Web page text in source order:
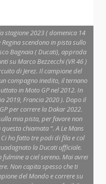
stagione 2023 ( domenica 14
scendono in pista sullo
Bagnaia ( Ducati), approda
su Marco Bezzecchi (VR 46 )
di Jerez. Il campione del
compagno inedito, il ternano
in Moto GP nel 2012. In
2019, Francia 2020 ). Dopo il
per correre la Dakar 2022.
mia pista, per favore non
chiamata “. A Le Mans
ho fatto tre podi di fila e col
la Ducati ufficiale.
a ciel sereno. Mai avrei
Non capita spesso che ti
del Mondo e correre su